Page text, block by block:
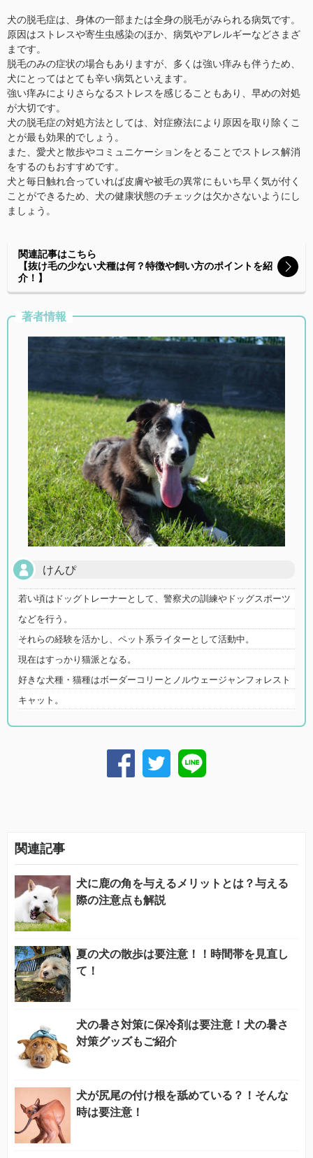
犬の脱毛症は、身体の一部または全身の脱毛がみられる病気です。
原因はストレスや寄生虫感染のほか、病気やアレルギーなどさまざ
まです。
脱毛のみの症状の場合もありますが、多くは強い痒みも伴うため、
犬にとってはとても辛い病気といえます。
強い痒みによりさらなるストレスを感じることもあり、早めの対処
が大切です。
犬の脱毛症の対処方法としては、対症療法により原因を取り除くこ
とが最も効果的でしょう。
また、愛犬と散歩やコミュニケーションをとることでストレス解消
をするのもおすすめです。
犬と毎日触れ合っていれば皮膚や被毛の異常にもいち早く気が付く
ことができるため、犬の健康状態のチェックは欠かさないようにし
ましょう。
関連記事はこちら
【抜け毛の少ない犬種は何？特徴や飼い方のポイントを紹
介！】
著者情報
けんぴ
若い頃はドッグトレーナーとして、警察犬の訓練やドッグスポーツ
などを行う。
それらの経験を活かし、ペット系ライターとして活動中。
現在はすっかり猫派となる。
好きな犬種・猫種はボーダーコリーとノルウェージャンフォレスト
キャット。
関連記事
犬に鹿の角を与えるメリットとは？与える
際の注意点も解説
夏の犬の散歩は要注意！！時間帯を見直し
て！
犬の暑さ対策に保冷剤は要注意！犬の暑さ
対策グッズもご紹介
犬が尻尾の付け根を舐めている？！そんな
時は要注意！